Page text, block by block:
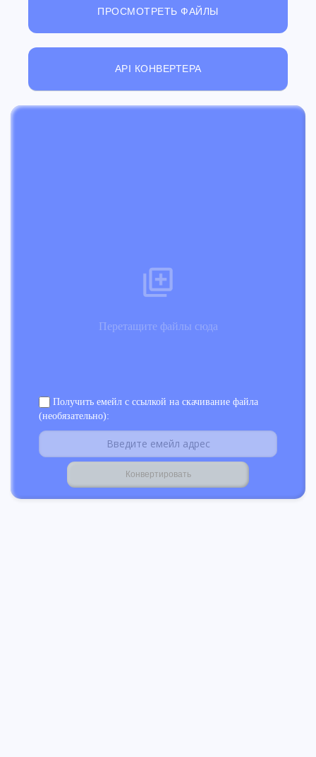
ПРОСМОТРЕТЬ ФАЙЛЫ
API КОНВЕРТЕРА
Перетащите файлы сюда
Получить емейл с ссылкой на скачивание файла
(необязательно):